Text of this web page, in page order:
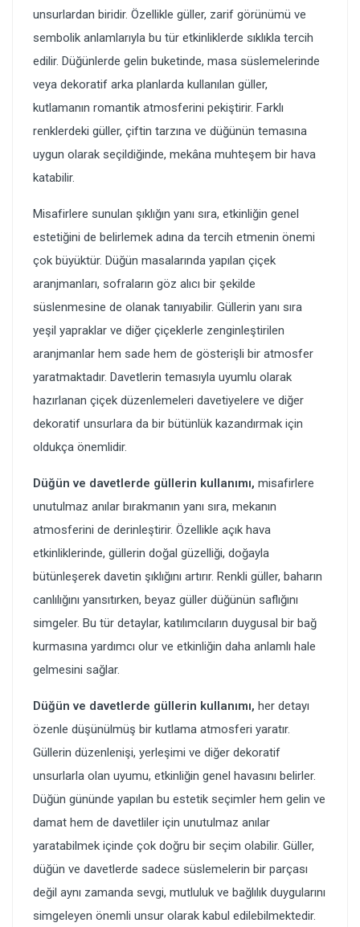
unsurlardan biridir. Özellikle güller, zarif görünümü ve
sembolik anlamlarıyla bu tür etkinliklerde sıklıkla tercih
edilir. Düğünlerde gelin buketinde, masa süslemelerinde
veya dekoratif arka planlarda kullanılan güller,
kutlamanın romantik atmosferini pekiştirir. Farklı
renklerdeki güller, çiftin tarzına ve düğünün temasına
uygun olarak seçildiğinde, mekâna muhteşem bir hava
katabilir.
Misafirlere sunulan şıklığın yanı sıra, etkinliğin genel
estetiğini de belirlemek adına da tercih etmenin önemi
çok büyüktür. Düğün masalarında yapılan çiçek
aranjmanları, sofraların göz alıcı bir şekilde
süslenmesine de olanak tanıyabilir. Güllerin yanı sıra
yeşil yapraklar ve diğer çiçeklerle zenginleştirilen
aranjmanlar hem sade hem de gösterişli bir atmosfer
yaratmaktadır. Davetlerin temasıyla uyumlu olarak
hazırlanan çiçek düzenlemeleri davetiyelere ve diğer
dekoratif unsurlara da bir bütünlük kazandırmak için
oldukça önemlidir.
Düğün ve davetlerde güllerin kullanımı, misafirlere
unutulmaz anılar bırakmanın yanı sıra, mekanın
atmosferini de derinleştirir. Özellikle açık hava
etkinliklerinde, güllerin doğal güzelliği, doğayla
bütünleşerek davetin şıklığını artırır. Renkli güller, baharın
canlılığını yansıtırken, beyaz güller düğünün saflığını
simgeler. Bu tür detaylar, katılımcıların duygusal bir bağ
kurmasına yardımcı olur ve etkinliğin daha anlamlı hale
gelmesini sağlar.
Düğün ve davetlerde güllerin kullanımı, her detayı
özenle düşünülmüş bir kutlama atmosferi yaratır.
Güllerin düzenlenişi, yerleşimi ve diğer dekoratif
unsurlarla olan uyumu, etkinliğin genel havasını belirler.
Düğün gününde yapılan bu estetik seçimler hem gelin ve
damat hem de davetliler için unutulmaz anılar
yaratabilmek içinde çok doğru bir seçim olabilir. Güller,
düğün ve davetlerde sadece süslemelerin bir parçası
değil aynı zamanda sevgi, mutluluk ve bağlılık duygularını
simgeleyen önemli unsur olarak kabul edilebilmektedir.